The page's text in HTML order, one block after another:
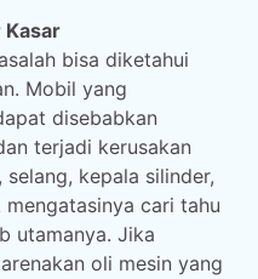
Kasar
bisa diketahui
Mobil yang
disebabkan
terjadi kerusakan
kepala silinder,
cari tahu
utamanya. Jika
oli mesin yang